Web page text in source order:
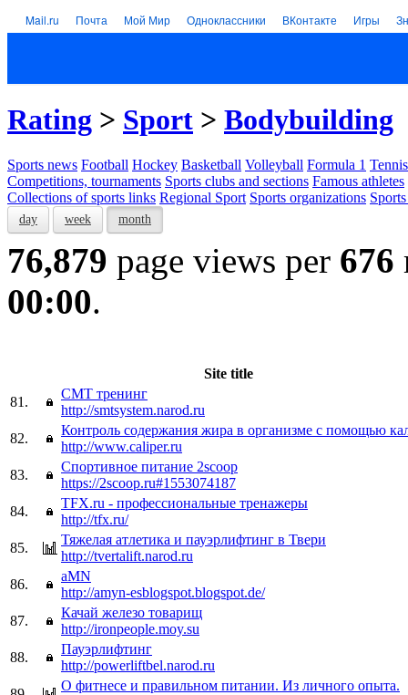
Mail.ru Почта Мой Мир Одноклассники ВКонтакте Игры
Rating > Sport > Bodybuilding
Sports news Football Hockey Basketball Volleyball Formula 1 Tennis
Competitions, tournaments Sports clubs and sections Famous athletes
Collections of sports links Regional Sport Sports organizations
day week month
76,879 page views per 676
00:00.
Site title
81.
СМТ тренинг
http://smtsystem.narod.ru
82.
Контроль содержания жира в организме с помощью
http://www.caliper.ru
83.
Спортивное питание 2scoop
https://2scoop.ru#1553074187
84.
TFX.ru - профессиональные тренажеры
http://tfx.ru/
85.
Тяжелая атлетика и пауэрлифтинг в Твери
http://tvertalift.narod.ru
86.
aMN
http://amyn-esblogspot.blogspot.de/
87.
Качай железо товарищ
http://ironpeople.moy.su
88.
Пауэрлифтинг
http://powerliftbel.narod.ru
О фитнесе и правильном питании. Из личного опыта.